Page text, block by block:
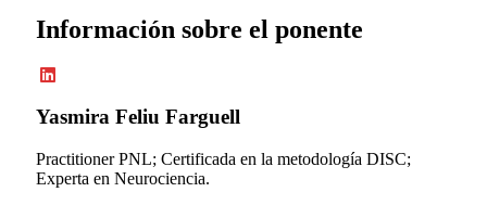
Información sobre el ponente
Yasmira Feliu Farguell
Practitioner PNL; Certificada en la metodología DISC;
Experta en Neurociencia.